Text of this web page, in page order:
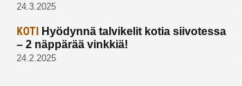
24.3.2025
KOTI Hyödynnä talvikelit kotia siivotessa
– 2 näppärää vinkkiä!
24.2.2025